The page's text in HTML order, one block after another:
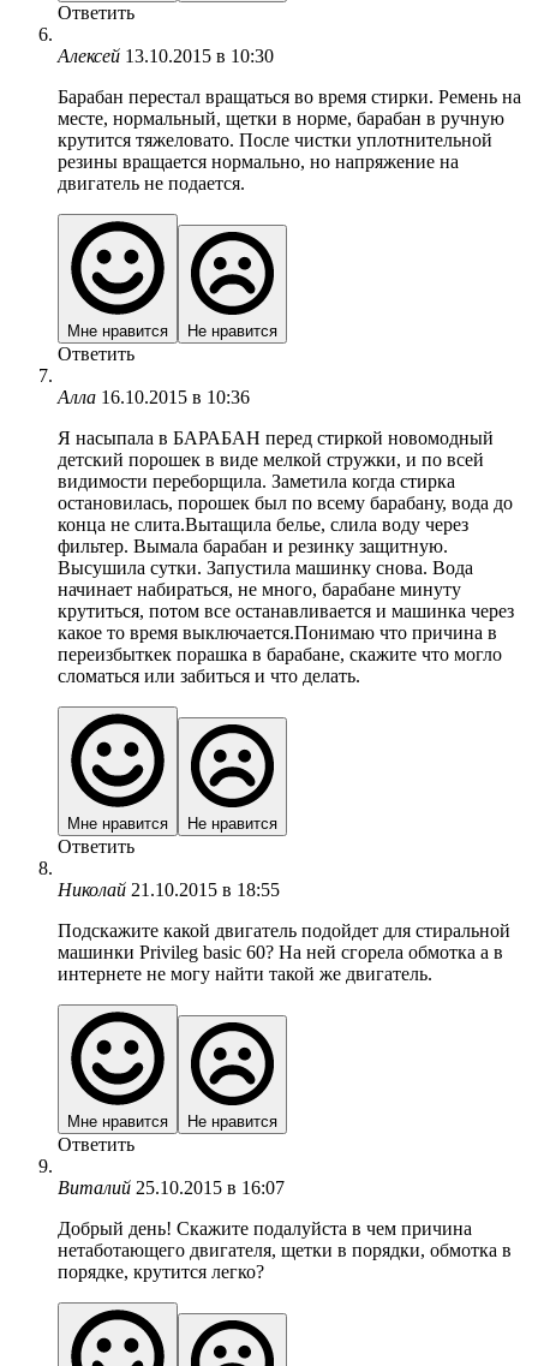
Ответить
Алексей 13.10.2015 в 10:30
Барабан перестал вращаться во время стирки. Ремень на
месте, нормальный, щетки в норме, барабан в ручную
крутится тяжеловато. После чистки уплотнительной
резины вращается нормально, но напряжение на
двигатель не подается.
Мне нравится Не нравится
Ответить
Алла 16.10.2015 в 10:36
Я насыпала в БАРАБАН перед стиркой новомодный
детский порошек в виде мелкой стружки, и по всей
видимости переборщила. Заметила когда стирка
остановилась, порошек был по всему барабану, вода до
конца не слита.Вытащила белье, слила воду через
фильтер. Вымала барабан и резинку защитную.
Высушила сутки. Запустила машинку снова. Вода
начинает набираться, не много, барабане минуту
крутиться, потом все останавливается и машинка через
какое то время выключается.Понимаю что причина в
переизбыткек порашка в барабане, скажите что могло
сломаться или забиться и что делать.
Мне нравится Не нравится
Ответить
Николай 21.10.2015 в 18:55
Подскажите какой двигатель подойдет для стиральной
машинки Privileg basic 60? На ней сгорела обмотка а в
интернете не могу найти такой же двигатель.
Мне нравится Не нравится
Ответить
Виталий 25.10.2015 в 16:07
Добрый день! Скажите подалуйста в чем причина
нетаботающего двигателя, щетки в порядки, обмотка в
порядке, крутится легко?